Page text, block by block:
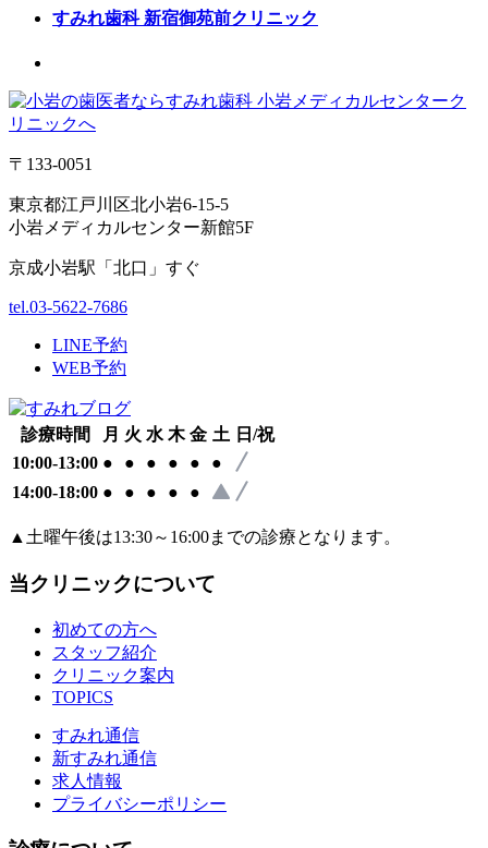
すみれ歯科 新宿御苑前クリニック
〒133-0051
東京都江戸川区北小岩6-15-5
小岩メディカルセンター新館5F
京成小岩駅「北口」すぐ
tel.03-5622-7686
LINE予約
WEB予約
診療時間 月 火 水 木 金 土 日/祝
10:00-13:00 ● ● ● ● ●
●
14:00-18:00 ● ● ● ● ●
▲ 土曜午後は13:30～16:00までの診療となります。
当クリニックについて
初めての方へ
スタッフ紹介
クリニック案内
TOPICS
すみれ通信
新すみれ通信
求人情報
プライバシーポリシー